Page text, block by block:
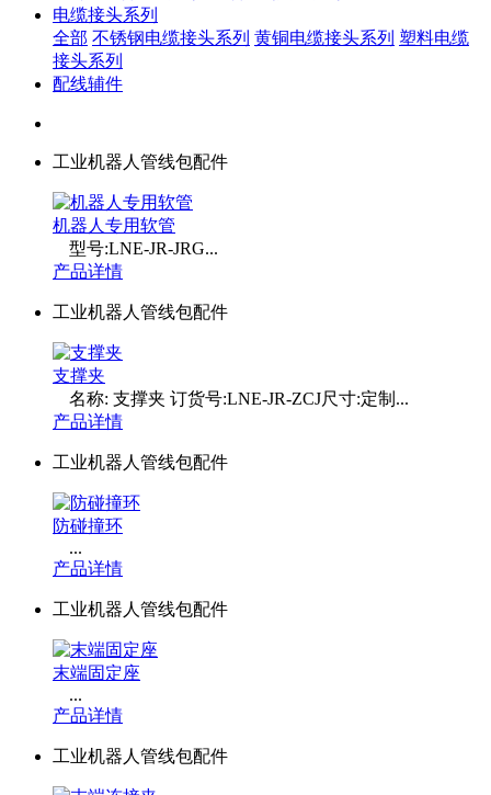
电缆接头系列
全部 不锈钢电缆接头系列 黄铜电缆接头系列 塑料电缆
接头系列
配线辅件
工业机器人管线包配件
机器人专用软管
型号:LNE-JR-JRG...
产品详情
工业机器人管线包配件
支撑夹
名称: 支撑夹 订货号:LNE-JR-ZCJ尺寸:定制...
产品详情
工业机器人管线包配件
防碰撞环
...
产品详情
工业机器人管线包配件
末端固定座
...
产品详情
工业机器人管线包配件